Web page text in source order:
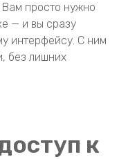
Вам просто нужно
— и вы сразу
интерфейсу. С ним
без лишних
к